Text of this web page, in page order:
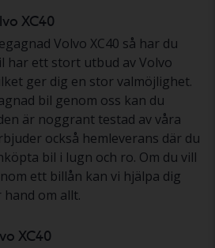
XC40
Volvo XC40 så har du
har ett stort utbud av Volvo
ger dig en stor valmöjlighet.
bil genom oss kan du
är noggrant testad av våra
också hemleverans där du
bil i lugn och ro. Om du vill
ett billån kan vi hjälpa dig
hand om allt.
XC40